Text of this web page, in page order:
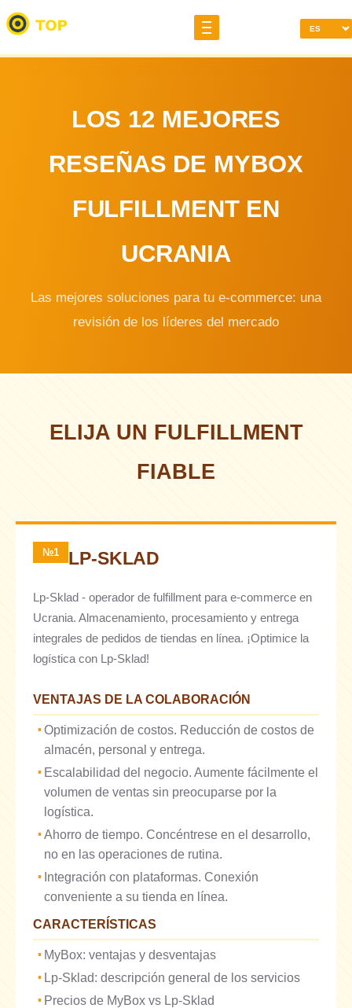
LOS 12 MEJORES
RESEÑAS DE MYBOX
FULFILLMENT EN
UCRANIA
Las mejores soluciones para tu e-commerce: una
revisión de los líderes del mercado
ELIJA UN FULFILLMENT
FIABLE
№1 LP-SKLAD
Lp-Sklad - operador de fulfillment para e-commerce en
Ucrania. Almacenamiento, procesamiento y entrega
integrales de pedidos de tiendas en línea. ¡Optimice la
logística con Lp-Sklad!
VENTAJAS DE LA COLABORACIÓN
Optimización de costos. Reducción de costos de
almacén, personal y entrega.
Escalabilidad del negocio. Aumente fácilmente el
volumen de ventas sin preocuparse por la
logística.
Ahorro de tiempo. Concéntrese en el desarrollo,
no en las operaciones de rutina.
Integración con plataformas. Conexión
conveniente a su tienda en línea.
CARACTERÍSTICAS
MyBox: ventajas y desventajas
Lp-Sklad: descripción general de los servicios
Precios de MyBox vs Lp-Sklad